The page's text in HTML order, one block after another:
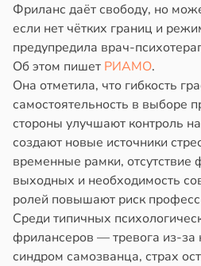
в21:42
Фриланс даёт свободу, но
если нет чётких границ и
предупредила врач-
Об этом пишет РИАМО.
Она отметила, что гибкость
самостоятельность в выборе
стороны улучшают контроль
создают новые источники
временные рамки, отсутствие
выходных и необходимость
ролей повышают риск
Среди типичных
фрилансеров — тревога из-за
синдром самозванца, страх
в16:23